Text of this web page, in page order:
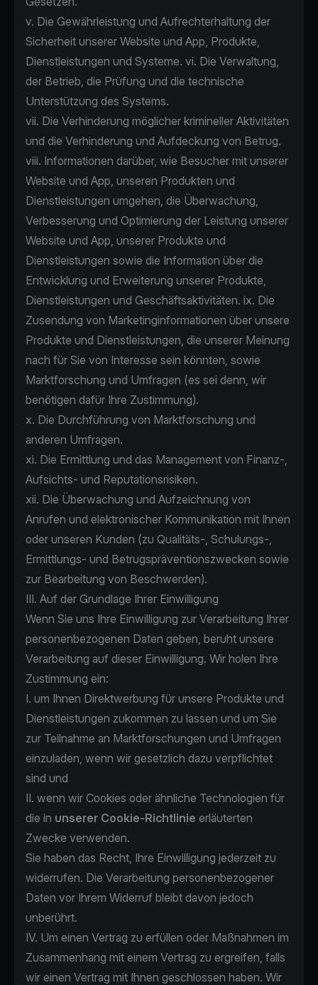
v. Die Gewährleistung und Aufrechterhaltung der
Sicherheit unserer Website und App, Produkte,
Dienstleistungen und Systeme. vi. Die Verwaltung,
der Betrieb, die Prüfung und die technische
Unterstützung des Systems.
vii. Die Verhinderung möglicher krimineller Aktivitäten
und die Verhinderung und Aufdeckung von Betrug.
viii. Informationen darüber, wie Besucher mit unserer
Website und App, unseren Produkten und
Dienstleistungen umgehen, die Überwachung,
Verbesserung und Optimierung der Leistung unserer
Website und App, unserer Produkte und
Dienstleistungen sowie die Information über die
Entwicklung und Erweiterung unserer Produkte,
Dienstleistungen und Geschäftsaktivitäten. ix. Die
Zusendung von Marketinginformationen über unsere
Produkte und Dienstleistungen, die unserer Meinung
nach für Sie von Interesse sein könnten, sowie
Marktforschung und Umfragen (es sei denn, wir
benötigen dafür Ihre Zustimmung).
x. Die Durchführung von Marktforschung und
anderen Umfragen.
xi. Die Ermittlung und das Management von Finanz-,
Aufsichts- und Reputationsrisiken.
xii. Die Überwachung und Aufzeichnung von
Anrufen und elektronischer Kommunikation mit Ihnen
oder unseren Kunden (zu Qualitäts-, Schulungs-,
Ermittlungs- und Betrugspräventionszwecken sowie
zur Bearbeitung von Beschwerden).
III. Auf der Grundlage Ihrer Einwilligung
Wenn Sie uns Ihre Einwilligung zur Verarbeitung Ihrer
personenbezogenen Daten geben, beruht unsere
Verarbeitung auf dieser Einwilligung. Wir holen Ihre
Zustimmung ein:
I. um Ihnen Direktwerbung für unsere Produkte und
Dienstleistungen zukommen zu lassen und um Sie
zur Teilnahme an Marktforschungen und Umfragen
einzuladen, wenn wir gesetzlich dazu verpflichtet
sind und
II. wenn wir Cookies oder ähnliche Technologien für
die in unserer Cookie-Richtlinie erläuterten
Zwecke verwenden.
Sie haben das Recht, Ihre Einwilligung jederzeit zu
widerrufen. Die Verarbeitung personenbezogener
Daten vor Ihrem Widerruf bleibt davon jedoch
unberührt.
IV. Um einen Vertrag zu erfüllen oder Maßnahmen im
Zusammenhang mit einem Vertrag zu ergreifen, falls
wir einen Vertrag mit Ihnen geschlossen haben. Wir